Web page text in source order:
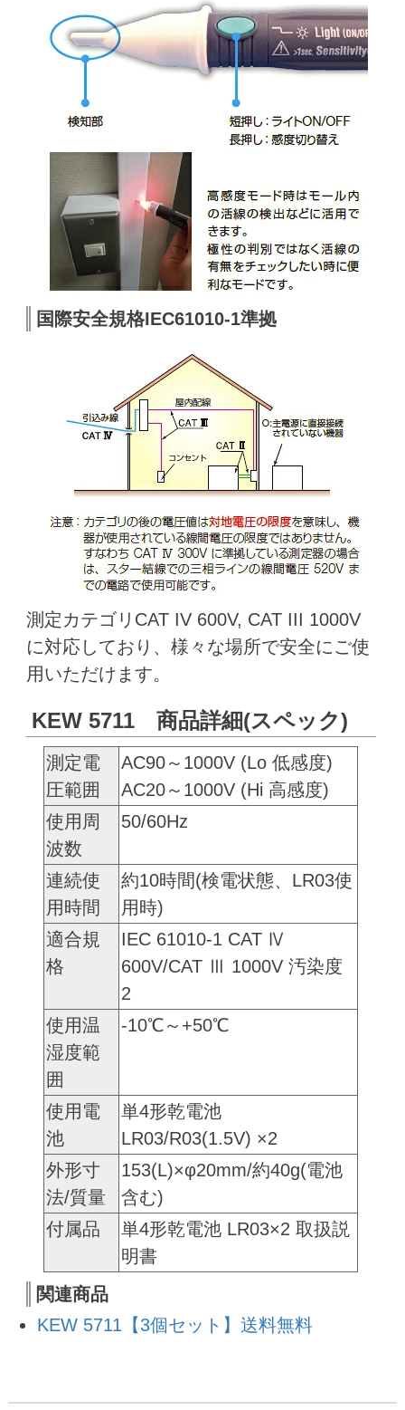
国際安全規格IEC61010-1準拠
測定カテゴリCAT IV 600V, CAT III 1000V
に対応しており、様々な場所で安全にご使
用いただけます。
KEW 5711 商品詳細(スペック)
測定電
圧範囲
AC90～1000V (Lo 低感度)
AC20～1000V (Hi 高感度)
使用周
波数
50/60Hz
連続使
用時間
約10時間(検電状態、LR03使
用時)
適合規
格
IEC 61010-1 CAT Ⅳ
600V/CAT Ⅲ 1000V 汚染度
2
使用温
湿度範
囲
-10℃～+50℃
使用電
池
単4形乾電池
LR03/R03(1.5V) ×2
外形寸
法/質量
153(L)×φ20mm/約40g(電池
含む)
付属品
単4形乾電池 LR03×2 取扱説
明書
関連商品
KEW 5711【3個セット】送料無料